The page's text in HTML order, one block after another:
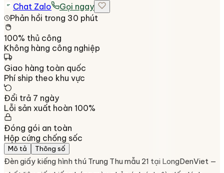
Chat Zalo
Gọi ngay
Phản hồi trong 30 phút
100% thủ công
Không hàng công nghiệp
Giao hàng toàn quốc
Phí ship theo khu vực
Đổi trả 7 ngày
Lỗi sản xuất hoàn 100%
Đóng gói an toàn
Hộp cứng chống sốc
Mô tả Thông số
Đèn giấy kiếng hình thú Trung Thu mẫu 21 tại LongDenViet —